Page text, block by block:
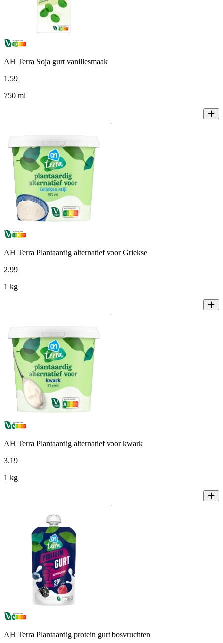
AH Terra Soja gurt vanillesmaak
1 .59
750 ml
AH Terra Plantaardig alternatief voor Griekse
2.99
1 kg
AH Terra Plantaardig alternatief voor kwark
3.19
1 kg
AH Terra Plantaardig protein gurt bosvruchten